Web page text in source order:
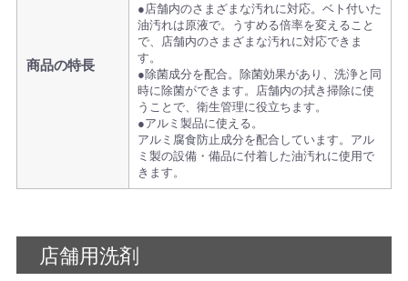
商品の特長
●店舗内のさまざまな汚れに対応。ベト付いた
油汚れは原液で。うすめる倍率を変えること
で、店舗内のさまざまな汚れに対応できま
す。
●除菌成分を配合。除菌効果があり、洗浄と同
時に除菌ができます。店舗内の拭き掃除に使
うことで、衛生管理に役立ちます。
●アルミ製品に使える。
アルミ腐食防止成分を配合しています。アル
ミ製の設備・備品に付着した油汚れに使用で
きます。